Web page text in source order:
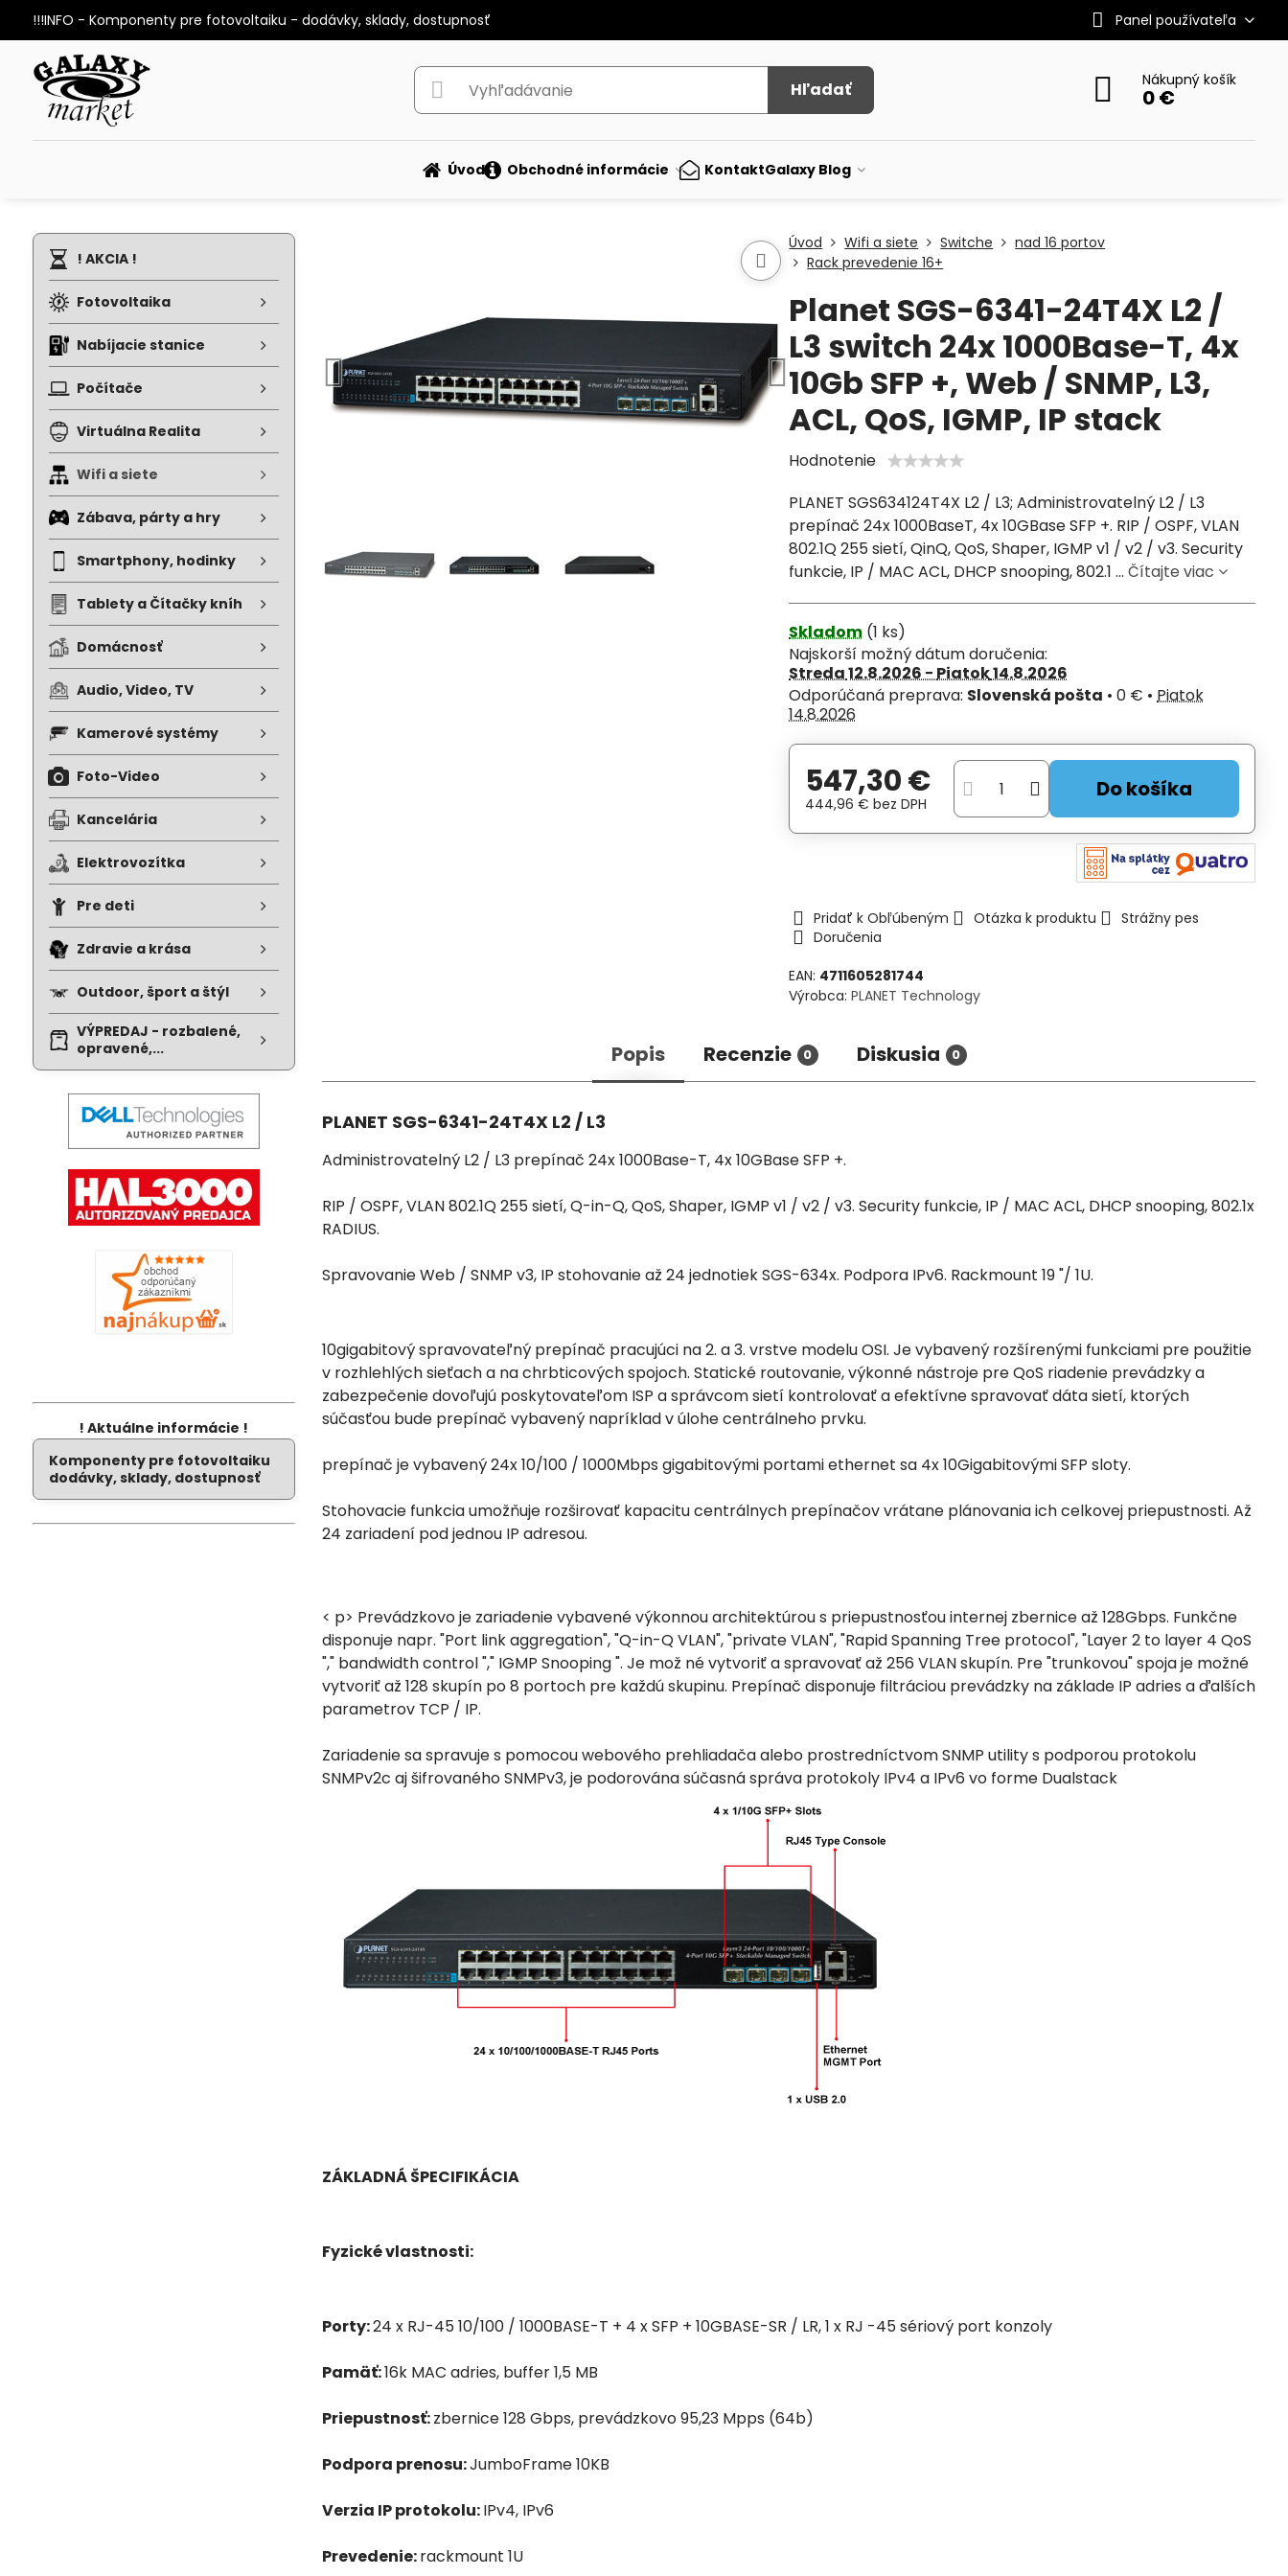
!!!INFO - Komponenty pre fotovoltaiku - dodávky, sklady, dostupnosť Panel používateľa
Hľadať Nákupný košík
0 €
Úvod Obchodné informácie KontaktGalaxy Blog
Úvod Wifi a siete Switche
nad 16 portov
Rack prevedenie 16+
Planet SGS-6341-24T4X L2 /
L3 switch 24x 1000Base-T, 4x
10Gb SFP +, Web / SNMP, L3,
ACL, QoS, IGMP, IP stack
Hodnotenie
PLANET SGS634124T4X L2 / L3; Administrovatelný L2 / L3
prepínač 24x 1000BaseT, 4x 10GBase SFP +. RIP / OSPF, VLAN
802.1Q 255 sietí, QinQ, QoS, Shaper, IGMP v1 / v2 / v3. Security
funkcie, IP / MAC ACL, DHCP snooping, 802.1 ...Čítajte viac
Skladom (1 ks)
Najskorší možný dátum doručenia:
Streda12.8.2026 −Piatok14.8.2026
Slovenská pošta •0 € •Piatok
14.8.2026
547,30 €
444,96 €bez DPH
Do košíka
Pridať k Obľúbeným Otázka k produktu
Strážny pes
Doručenia
EAN: 4711605281744
Výrobca:PLANET Technology
Popis Recenzie 0 Diskusia 0
PLANET SGS-6341-24T4X L2 / L3
Administrovatelný L2 / L3 prepínač 24x 1000Base-T, 4x 10GBase SFP +.
RIP / OSPF, VLAN 802.1Q 255 sietí, Q-in-Q, QoS, Shaper, IGMP v1 / v2 / v3. Security funkcie, IP / MAC ACL, DHCP snooping, 802.1x
RADIUS.
Spravovanie Web / SNMP v3, IP stohovanie až 24 jednotiek SGS-634x. Podpora IPv6. Rackmount 19 "/ 1U.
10gigabitový spravovateľný prepínač pracujúci na 2. a 3. vrstve modelu OSI. Je vybavený rozšírenými funkciami pre použitie
v rozhlehlých sieťach a na chrbticových spojoch. Statické routovanie, výkonné nástroje pre QoS riadenie prevádzky a
zabezpečenie dovoľujú poskytovateľom ISP a správcom sietí kontrolovať a efektívne spravovať dáta sietí, ktorých
súčasťou bude prepínač vybavený napríklad v úlohe centrálneho prvku.
prepínač je vybavený 24x 10/100 / 1000Mbps gigabitovými portami ethernet sa 4x 10Gigabitovými SFP sloty.
Stohovacie funkcia umožňuje rozširovať kapacitu centrálnych prepínačov vrátane plánovania ich celkovej priepustnosti. Až
24 zariadení pod jednou IP adresou.
< p> Prevádzkovo je zariadenie vybavené výkonnou architektúrou s priepustnosťou internej zbernice až 128Gbps. Funkčne
disponuje napr. "Port link aggregation", "Q-in-Q VLAN", "private VLAN", "Rapid Spanning Tree protocol", "Layer 2 to layer 4 QoS
"," bandwidth control "," IGMP Snooping ". Je mož né vytvoriť a spravovať až 256 VLAN skupín. Pre "trunkovou" spoja je možné
vytvoriť až 128 skupín po 8 portoch pre každú skupinu. Prepínač disponuje filtráciou prevádzky na základe IP adries a ďalších
parametrov TCP / IP.
Zariadenie sa spravuje s pomocou webového prehliadača alebo prostredníctvom SNMP utility s podporou protokolu
SNMPv2c aj šifrovaného SNMPv3, je podorována súčasná správa protokoly IPv4 a IPv6 vo forme Dualstack
ZÁKLADNÁ ŠPECIFIKÁCIA
Fyzické vlastnosti:
Porty:24 x RJ-45 10/100 / 1000BASE-T + 4 x SFP + 10GBASE-SR / LR, 1 x RJ -45 sériový port konzoly
Pamäť:16k MAC adries, buffer 1,5 MB
Priepustnosť:zbernice 128 Gbps, prevádzkovo 95,23 Mpps (64b)
Podpora prenosu:JumboFrame 10KB
Verzia IP protokolu:IPv4, IPv6
Prevedenie:rackmount 1U
! AKCIA !
Fotovoltaika
Nabíjacie stanice
Počítače
Virtuálna Realita
Wifi a siete
Zábava, párty a hry
Smartphony, hodinky
Tablety a Čítačky kníh
Domácnosť
Audio, Video, TV
Kamerové systémy
Foto-Video
Kancelária
Elektrovozítka
Pre deti
Zdravie a krása
Outdoor, šport a štýl
VÝPREDAJ - rozbalené,
opravené,...
! Aktuálne informácie !
Komponenty pre fotovoltaiku
dodávky, sklady, dostupnosť